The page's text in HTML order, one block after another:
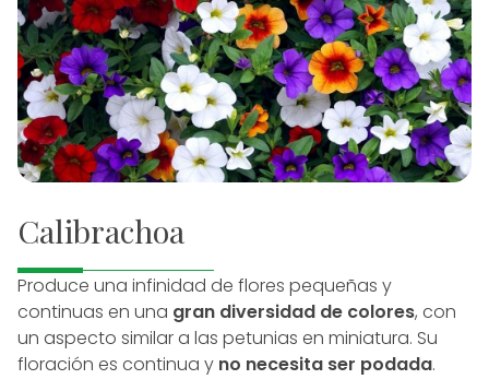
Calibrachoa
Produce una infinidad de flores pequeñas y
continuas en una gran diversidad de colores, con
un aspecto similar a las petunias en miniatura. Su
floración es continua y no necesita ser podada.